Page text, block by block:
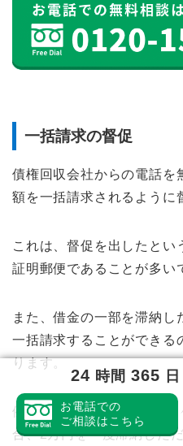
一括請求の督促
債権回収会社からの電話を
額を一括請求されるように
これは、督促を出したとい
証明郵便であることが多い
また、借金の一部を滞納し
一括請求することができる
ります。
例えば、50万円の借金を月
合、2万円を一度滞納した
24 時間 365 日
お電話での
ご相談はこちら